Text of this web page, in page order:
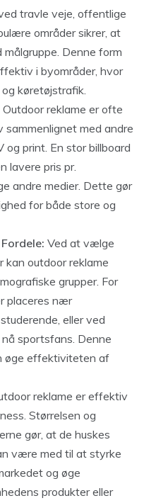
travle veje, offentlige
områder sikrer, at
Denne form
i byområder, hvor
køretøjstrafik.
Outdoor reklame er ofte
med andre
og print. En stor billboard
lavere pris pr.
andre medier. Dette gør
for både store og
Ved at vælge
kan outdoor reklame
grupper. For
placeres nær
eller ved
sportsfans. Denne
øge effektiviteten af
reklame er effektiv
Størrelsen og
gør, at de huskes
være med til at styrke
og øge
produkter eller